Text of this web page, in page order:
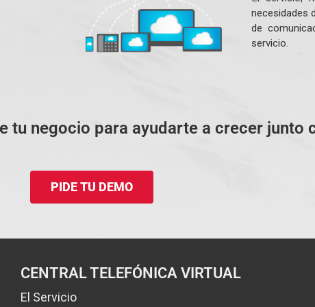
necesidades
de
servicio.
tu negocio para ayudarte a crecer junto
PIDE TU DEMO
CENTRAL TELEFÓNICA VIRTUAL
El Servicio